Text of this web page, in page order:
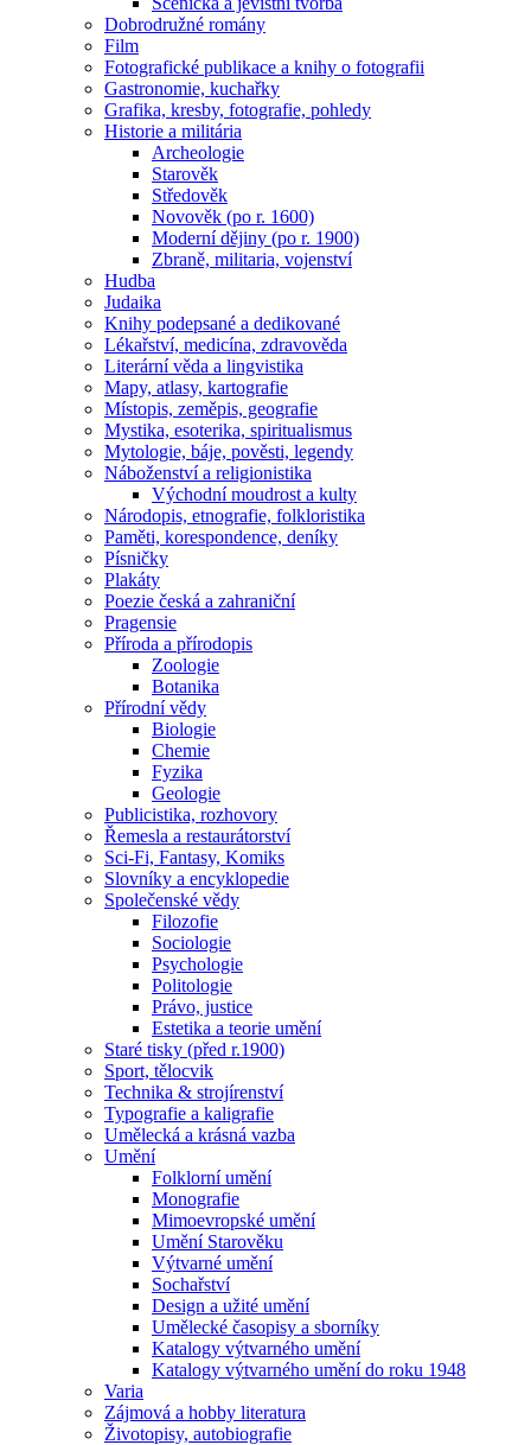
Dobrodružné romány
Film
Fotografické publikace a knihy o fotografii
Gastronomie, kuchařky
Grafika, kresby, fotografie, pohledy
Historie a militária
Archeologie
Starověk
Středověk
Novověk (po r. 1600)
Moderní dějiny (po r. 1900)
Zbraně, militaria, vojenství
Hudba
Judaika
Knihy podepsané a dedikované
Lékařství, medicína, zdravověda
Literární věda a lingvistika
Mapy, atlasy, kartografie
Místopis, zeměpis, geografie
Mystika, esoterika, spiritualismus
Mytologie, báje, pověsti, legendy
Náboženství a religionistika
Východní moudrost a kulty
Národopis, etnografie, folkloristika
Paměti, korespondence, deníky
Písničky
Plakáty
Poezie česká a zahraniční
Pragensie
Příroda a přírodopis
Zoologie
Botanika
Přírodní vědy
Biologie
Chemie
Fyzika
Geologie
Publicistika, rozhovory
Řemesla a restaurátorství
Sci-Fi, Fantasy, Komiks
Slovníky a encyklopedie
Společenské vědy
Filozofie
Sociologie
Psychologie
Politologie
Právo, justice
Estetika a teorie umění
Staré tisky (před r.1900)
Sport, tělocvik
Technika & strojírenství
Typografie a kaligrafie
Umělecká a krásná vazba
Umění
Folklorní umění
Monografie
Mimoevropské umění
Umění Starověku
Výtvarné umění
Sochařství
Design a užité umění
Umělecké časopisy a sborníky
Katalogy výtvarného umění
Katalogy výtvarného umění do roku 1948
Varia
Zájmová a hobby literatura
Životopisy, autobiografie